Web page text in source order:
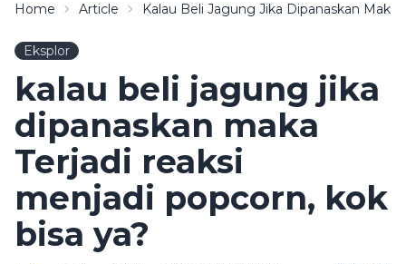
Home Article Kalau Beli Jagung Jika Dipanaskan Maka
Eksplor
kalau beli jagung jika
dipanaskan maka
Terjadi reaksi
menjadi popcorn, kok
bisa ya?